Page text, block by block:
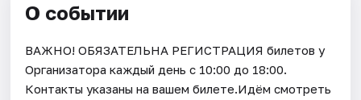
О событии
ВАЖНО! ОБЯЗАТЕЛЬНА РЕГИСТРАЦИЯ билетов у
Организатора каждый день c 10:00 до 18:00.
Контакты указаны на вашем билете.Идём смотреть